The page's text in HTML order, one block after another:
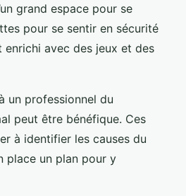
grand espace pour se
pour se sentir en sécurité
enrichi avec des jeux et des
un professionnel du
peut être bénéfique. Ces
à identifier les causes du
place un plan pour y